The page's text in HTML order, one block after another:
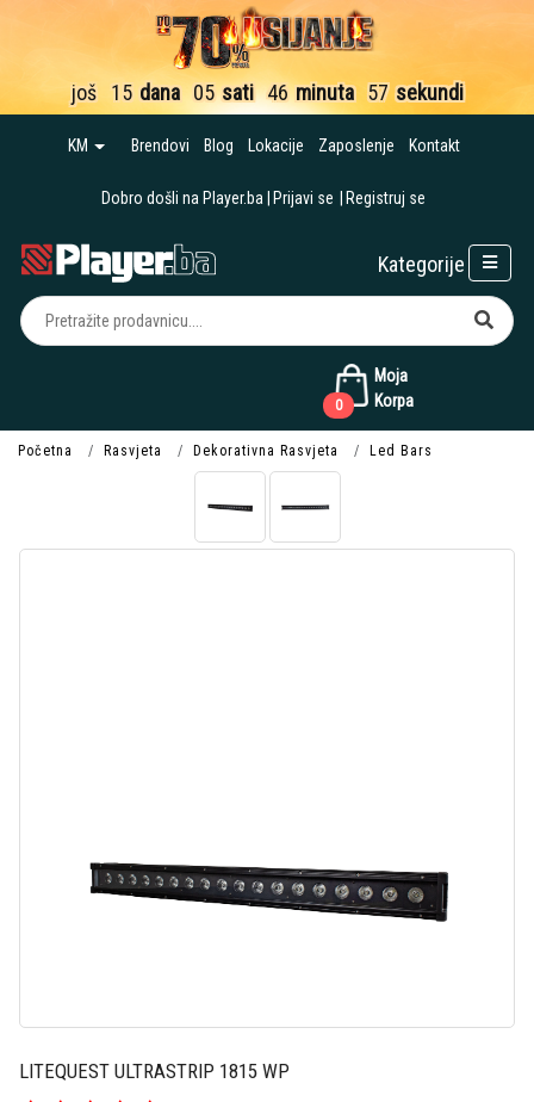
još 15 dana 05 sati 46 minuta 57 sekundi
KM Brendovi Blog Lokacije Zaposlenje Kontakt
Dobro došli na Player.ba Prijavi se Registruj se
Moja
Korpa
0
Kategorije
Početna Rasvjeta Dekorativna Rasvjeta Led Bars
LITEQUEST ULTRASTRIP 1815 WP